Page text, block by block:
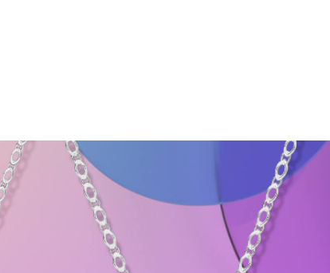
ヤモンド＆ジェムストーン・ペンダント
レイヤーを背景に、浮かび上がるように姿を現すウィン